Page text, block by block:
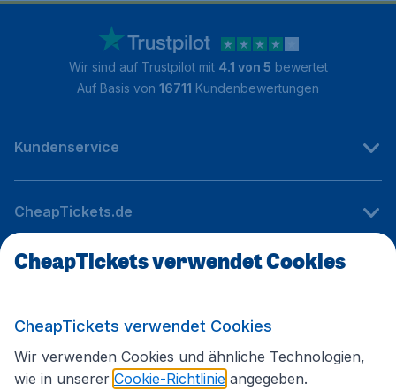
Wir sind auf Trustpilot mit 4.1 von 5 bewertet
Auf Basis von 16711 Kundenbewertungen
Kundenservice
CheapTickets.de
Internationale Webseiten
Folgen Sie uns:
CheapTickets verwendet Cookies
CheapTickets verwendet Cookies
Wir verwenden Cookies und ähnliche Technologien,
wie in unserer Cookie-Richtlinie angegeben.